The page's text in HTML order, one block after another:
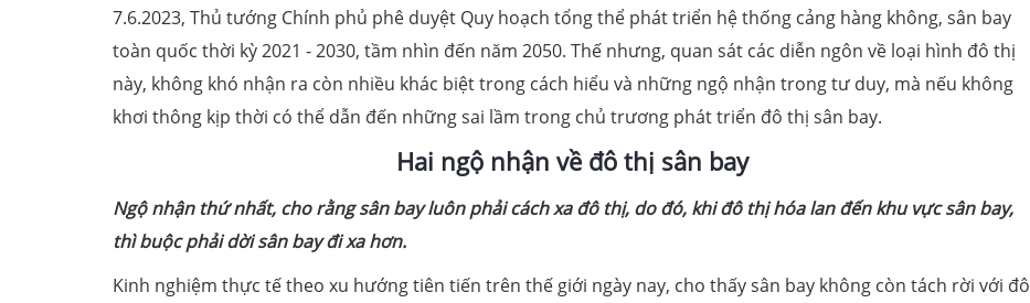
7.6.2023, Thủ tướng Chính phủ phê duyệt Quy hoạch tổng thể phát triển hệ thống cảng hàng không, sân bay
toàn quốc thời kỳ 2021 - 2030, tầm nhìn đến năm 2050. Thế nhưng, quan sát các diễn ngôn về loại hình đô thị
này, không khó nhận ra còn nhiều khác biệt trong cách hiểu và những ngộ nhận trong tư duy, mà nếu không
khơi thông kịp thời có thể dẫn đến những sai lầm trong chủ trương phát triển đô thị sân bay.
Hai ngộ nhận về đô thị sân bay
Ngộ nhận thứ nhất, cho rằng sân bay luôn phải cách xa đô thị, do đó, khi đô thị hóa lan đến khu vực sân bay,
thì buộc phải dời sân bay đi xa hơn.
Kinh nghiệm thực tế theo xu hướng tiên tiến trên thế giới ngày nay, cho thấy sân bay không còn tách rời với đô